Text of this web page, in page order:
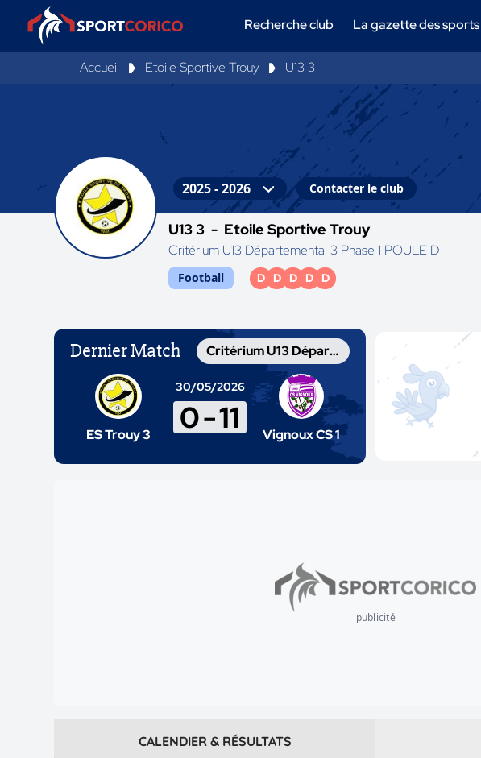
Recherche club La gazette des sports
Accueil Etoile Sportive Trouy U13 3
Contacter le club
U13 3 - Etoile Sportive Trouy
Critérium U13 Départemental 3 Phase 1 POULE D
Football D D D D D
Dernier Match Critérium U13 Départemental 2
ES Trouy 3
30/05/2026
0-11 Vignoux CS 1
publicité
CALENDIER & RÉSULTATS